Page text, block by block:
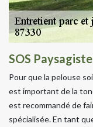
SOS
Pour que la pelouse
est important de la
est recommandé de
spécialisée. En tant